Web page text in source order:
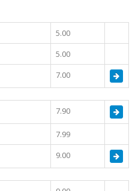
5.00
5.00
7.00
7.90
7.99
9.00